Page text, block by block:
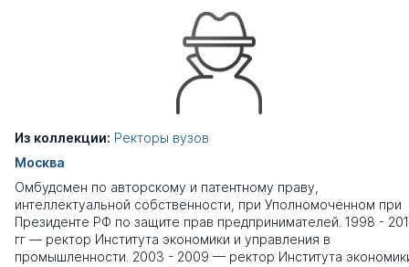
Из коллекции: Ректоры вузов
Москва
Омбудсмен по авторскому и патентному праву,
интеллектуальной собственности, при Уполномоченном при
Президенте РФ по защите прав предпринимателей. 1998 -
гг — ректор Института экономики и управления в
промышленности. 2003 - 2009 — ректор Института